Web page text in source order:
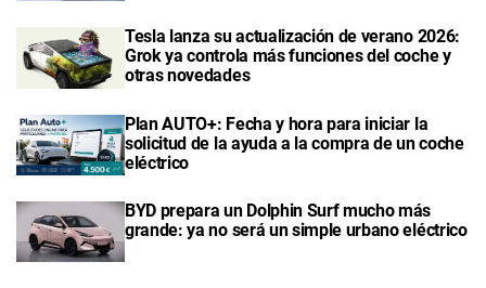
Tesla lanza su actualización de verano 2026:
Grok ya controla más funciones del coche y
otras novedades
Plan AUTO+: Fecha y hora para iniciar la
solicitud de la ayuda a la compra de un coche
eléctrico
BYD prepara un Dolphin Surf mucho más
grande: ya no será un simple urbano eléctrico